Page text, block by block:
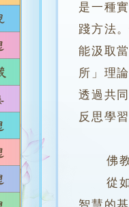
是一種
踐方法
能汲取
所」理
透過共
反思學
佛教
從如來